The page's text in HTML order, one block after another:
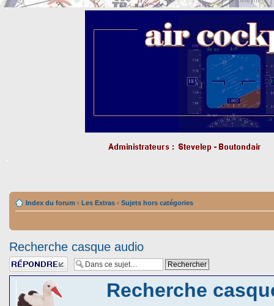
Index du forum ‹ Les Extras ‹ Sujets hors catégories
Recherche casque audio
Répondre
Recherche